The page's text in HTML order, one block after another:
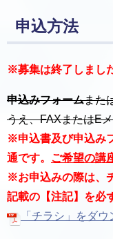
申込方法
※募集は終了しまし
申込みフォームまた
うえ、FAXまたはE
※申込書及び申込み
通です。 ご希望の講
※お申込みの際は、
記載の【注記】を必
「チラシ」をダ